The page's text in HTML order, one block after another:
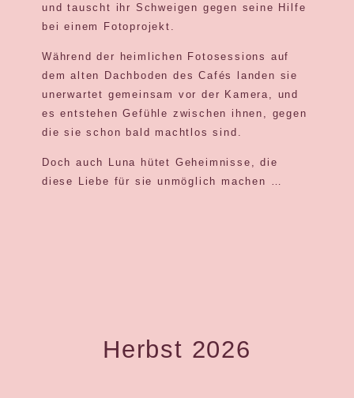
und tauscht ihr Schweigen gegen seine Hilfe
bei einem Fotoprojekt.
Während der heimlichen Fotosessions auf
dem alten Dachboden des Cafés landen sie
unerwartet gemeinsam vor der Kamera, und
es entstehen Gefühle zwischen ihnen, gegen
die sie schon bald machtlos sind.
Doch auch Luna hütet Geheimnisse, die
diese Liebe für sie unmöglich machen …
Herbst 2026